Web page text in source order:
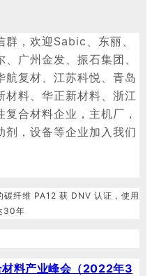
群，欢迎 Sabic、东丽、
广州金发、振石集团、
航复材、江苏科悦、青岛
材料、华正新材料、浙江
合材料企业，主机厂，
剂，设备等企业加入我们
材料产业峰会（2022年3